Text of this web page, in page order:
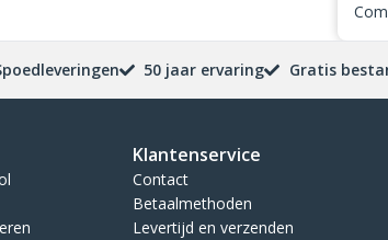
50 jaar ervaring Gratis
Klantenservice
Contact
Betaalmethoden
Levertijd en verzenden